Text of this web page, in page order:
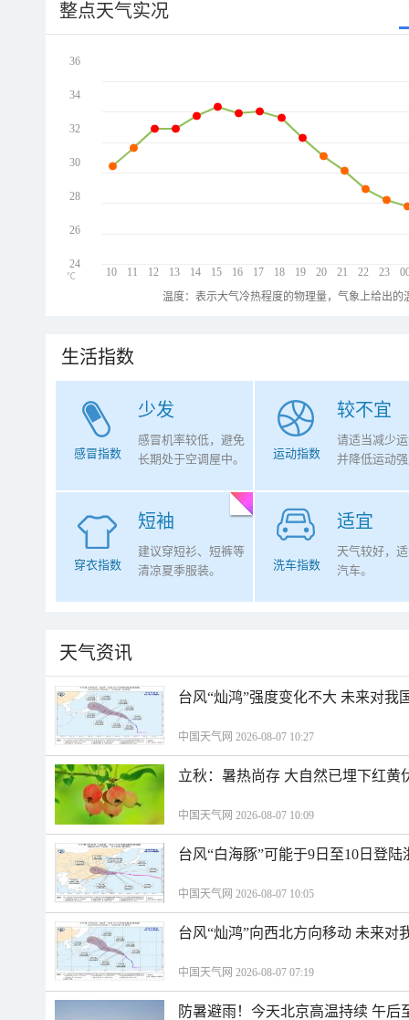
整点天气实况
10 11 12 13 14 15 16 17 18 19 20 21 22 23
36
34
32
30
28
26
24
℃
温度：表示大气冷热程度的物理量，气象上给出
生活指数
少发
感冒指数
感冒机率较低，避免
长期处于空调屋中。
较不宜
运动指数
请适当减少
并降低运动
短袖
穿衣指数
建议穿短衫、短裤等
清凉夏季服装。
适宜
洗车指数
天气较好，
汽车。
天气资讯
台风“灿鸿”强度变化不大 未来对我
中国天气网 2026-08-07 10:27
立秋：暑热尚存 大自然已埋下红黄
中国天气网 2026-08-07 10:09
台风“白海豚”可能于9日至10日登陆
中国天气网 2026-08-07 10:05
台风“灿鸿”向西北方向移动 未来对
中国天气网 2026-08-07 07:19
防暑避雨！今天北京高温持续 午